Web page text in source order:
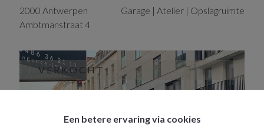
Een betere ervaring via cookies
2000 Antwerpen
Ambtmanstraat 4
Garage | Atelier | Opslagruimte
VERKOCHT